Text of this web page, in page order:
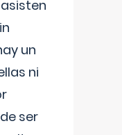
un
ni
ser